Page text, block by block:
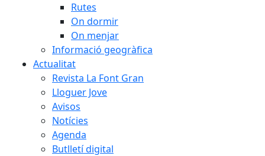
Rutes
On dormir
On menjar
Informació geogràfica
Actualitat
Revista La Font Gran
Lloguer Jove
Avisos
Notícies
Agenda
Butlletí digital